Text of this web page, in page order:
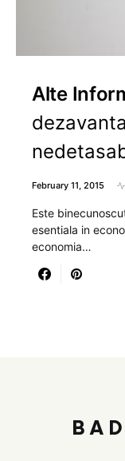
Alte
February 11, 2015
Este
esentiala in
economia…